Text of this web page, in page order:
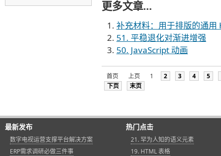
更多文章...
补充材料：用于排版的通用
51. 平稳退化对渐进增强
50. JavaScript 动画
首页 上页 1 2 3 4
5
下页
末页
最新发布
数字电视运营支撑平台解决方案
ERP需求调研必做三件事
热门点击
21. 罕为人知的语义元素
19. HTML 表格